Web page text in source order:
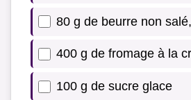
80 g de beurre non
400 g de fromage à la
100 g de sucre glace